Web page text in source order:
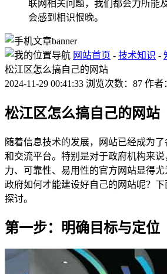
联网相关问题，我们都会力所能
会感到相识恨晚。
网站首页 - 技术知识 -
松江区怎么搞自己的网站
2024-11-29 00:41:33 浏览次数：87 作者
松江区怎么搞自己的网站
随着信息技术的发展，网站已经成为
和交流平台。特别是对于政府机构来
力、可靠性、易用性的官方网站显得
政府如何才能建设好自己的网站呢？
探讨。
第一步：明确目标与定位